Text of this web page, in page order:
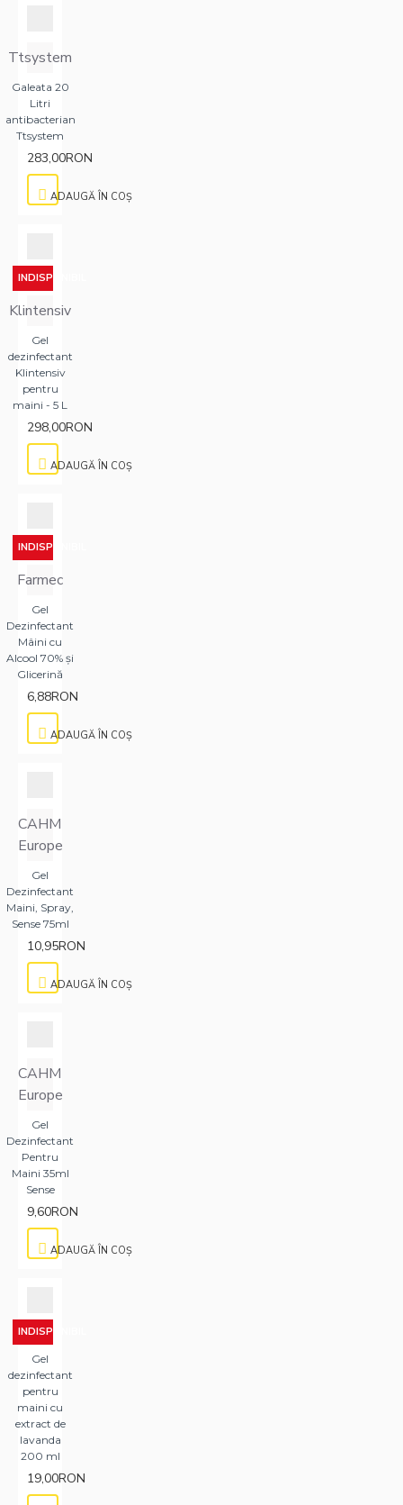
Ttsystem
Galeata 20
Litri
antibacterian
Ttsystem
283,00RON
ADAUGĂ ÎN COŞ
INDISPONIBIL
Klintensiv
Gel
dezinfectant
Klintensiv
pentru
maini - 5 L
298,00RON
ADAUGĂ ÎN COŞ
INDISPONIBIL
Farmec
Gel
Dezinfectant
Mâini cu
Alcool 70% și
Glicerină
6,88RON
ADAUGĂ ÎN COŞ
CAHM
Europe
Gel
Dezinfectant
Maini, Spray,
Sense 75ml
10,95RON
ADAUGĂ ÎN COŞ
CAHM
Europe
Gel
Dezinfectant
Pentru
Maini 35ml
Sense
9,60RON
ADAUGĂ ÎN COŞ
INDISPONIBIL
Gel
dezinfectant
pentru
maini cu
extract de
lavanda
200 ml
19,00RON